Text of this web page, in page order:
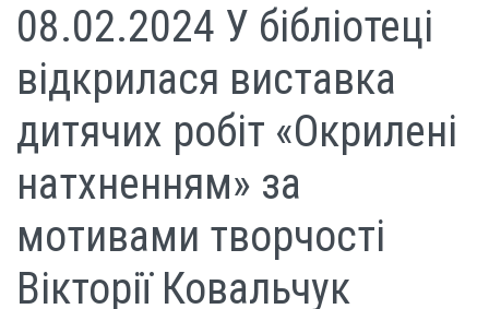
08.02.2024 У бібліотеці
відкрилася виставка
дитячих робіт «Окрилені
натхненням» за
мотивами творчості
Вікторії Ковальчук